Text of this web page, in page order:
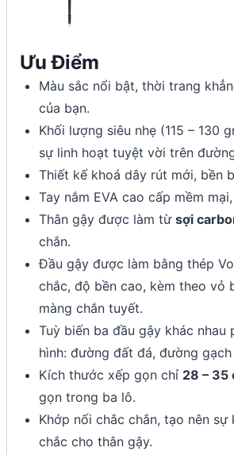
Ưu Điểm
Màu sắc nổi bật, thời trang
của bạn.
Khối lượng siêu nhẹ (115 – 130
sự linh hoạt tuyệt vời trên
Thiết kế khoá dây rút mới, bền
Tay nắm EVA cao cấp mềm
Thân gậy được làm từ sợi
chắn.
Đầu gậy được làm bằng thép
chắc, độ bền cao, kèm theo vỏ
màng chắn tuyết.
Tuỳ biến ba đầu gậy khác nhau
hình: đường đất đá, đường
Kích thước xếp gọn chỉ 28 – 35
gọn trong ba lô.
Khớp nối chắc chắn, tạo nên sự
chắc cho thân gậy.